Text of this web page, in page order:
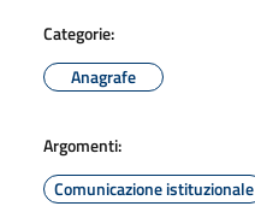
Categorie:
Anagrafe
Argomenti:
Comunicazione istituzionale